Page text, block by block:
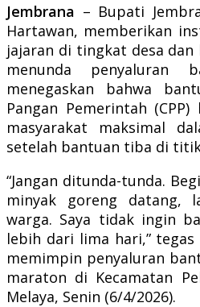
Jembrana – Bupati
Hartawan, memberikan
jajaran di tingkat desa
menunda penyaluran
menegaskan bahwa
Pangan Pemerintah
masyarakat maksimal
setelah bantuan tiba di
“Jangan ditunda-tunda.
minyak goreng datang,
warga. Saya tidak ingin
lebih dari lima hari,”
memimpin penyaluran
maraton di Kecamatan
Melaya, Senin (6/4/2026).